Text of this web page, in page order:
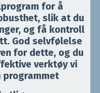
for å
slik at du
og få kontroll
God selvfølelse
for dette, og du
verktøy vi
programmet